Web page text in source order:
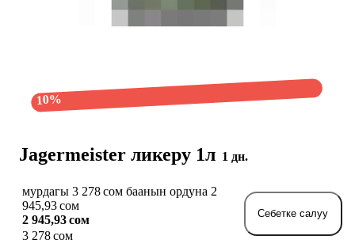
Jagermeister ликеру 1л 1 дн.
10%
мурдагы 3 278 сом баанын ордуна 2
945,93 сом
2 945,93 сом
3 278 сом
Себетке салуу